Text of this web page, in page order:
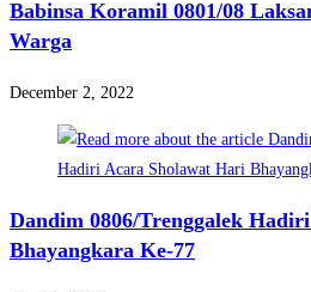
Babinsa Koramil 0801/08
Warga
December 2, 2022
Dandim 0806/Trenggalek
Bhayangkara Ke-77